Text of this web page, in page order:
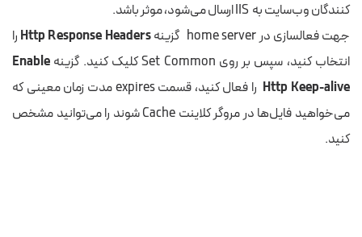
کنندگان وب‌سایت به IIS ارسال می‌شود، موثر باشد.
جهت فعالسازی در home server گزینه
Http Response Headers را
انتخاب کنید، سپس بر روی Set Common کلیک کنید. گزینه
Enable
Http Keep-alive
را فعال کنید، قسمت expires مدت زمان معینی که
می‌خواهید فایل‌ها در مروگر کلاینت Cache شوند را می‌توانید مشخص
کنید.